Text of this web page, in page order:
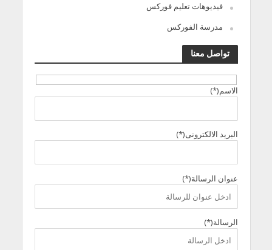
فيديوهات تعليم فوركس
مدرسة الفوركس
تواصل معنا
الاسم(*)
البريد الالكترونى(*)
عنوان الرسالة(*)
الرسالة(*)